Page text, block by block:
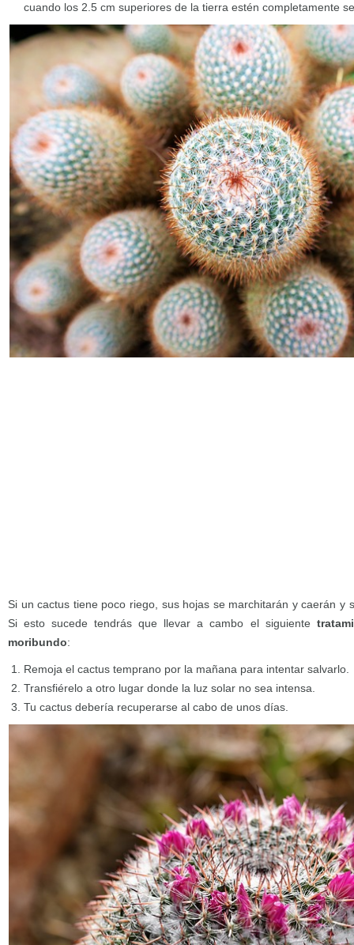
cuando los 2.5 cm superiores de la tierra estén completamente
Si un cactus tiene poco riego, sus hojas se marchitarán y caerán y
Si esto sucede tendrás que llevar a cambo el siguiente
moribundo:
Remoja el cactus temprano por la mañana para intentar salvarlo.
Transfiérelo a otro lugar donde la luz solar no sea intensa.
Tu cactus debería recuperarse al cabo de unos días.